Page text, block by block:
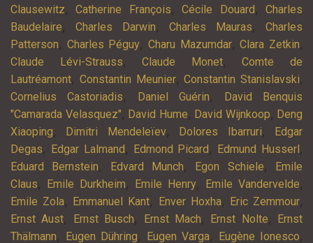
Clausewitz,Catherine François,Cécile Douard ,Charles
Baudelaire, Charles Darwin, Charles Mauras, Charles
Patterson, Charles Péguy,Charu Mazumdar,Clara Zetkin,
Claude Lévi-Strauss,Claude Monet,Comte de
Lautréamont, Constantin Meunier,Constantin Stanislavski,
Cornelius Castoriadis, Daniel Guérin,
David Benquis
"Camarada Velasquez", David Hume, David Wijnkoop, Deng
Xiaoping, Dimitri Mendeleïev, Dolores Ibarruri,
Edgar
Degas, Edgar Lalmand , Edmond Picard , Edmund Husserl ,
Eduard Bernstein, Edvard Munch, Egon Schiele,
Emile
Claus, Emile Durkheim, Emile Henry, Emile Vandervelde,
Emile Zola, Emmanuel Kant, Enver Hoxha, Eric Zemmour,
Ernst Aust, Ernst Busch, Ernst Mach, Ernst Nolte,
Ernst
Thälmann, Eugen Dühring, Eugen Varga, Eugène Ionesco,